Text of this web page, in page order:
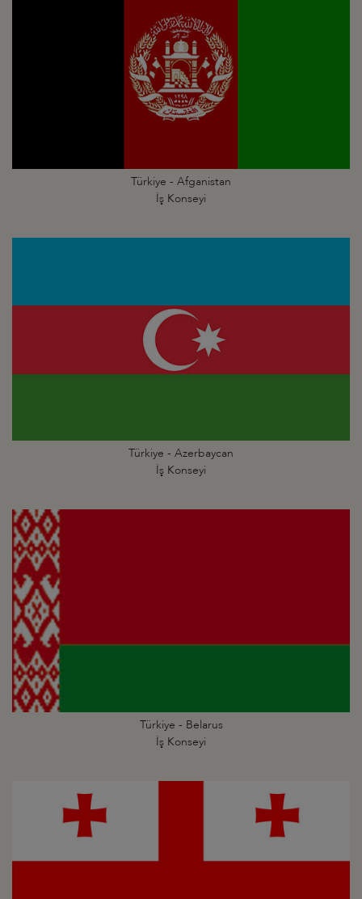
Türkiye - Afganistan
İş Konseyi
Türkiye - Azerbaycan
İş Konseyi
Türkiye - Belarus
İş Konseyi